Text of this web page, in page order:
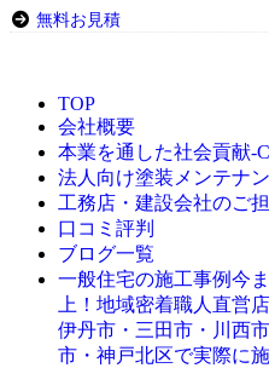
無料お見積
TOP
会社概要
本業を通した社会貢献-
法人向け塗装メンテナ
工務店・建設会社のご
口コミ評判
ブログ一覧
一般住宅の施工事例今
上！地域密着職人直営
伊丹市・三田市・川西
市・神戸北区で実際に